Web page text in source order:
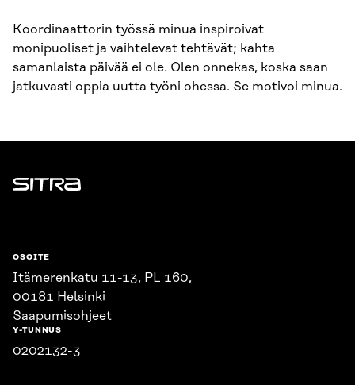
Koordinaattorin työssä minua inspiroivat
monipuoliset ja vaihtelevat tehtävät; kahta
samanlaista päivää ei ole. Olen onnekas, koska saan
jatkuvasti oppia uutta työni ohessa. Se motivoi minua.
Sitra
OSOITE
Itämerenkatu 11-13, PL 160,
00181 Helsinki
Saapumisohjeet
Y-TUNNUS
0202132-3